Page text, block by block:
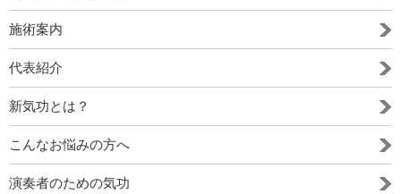
施術案内
代表紹介
新気功とは？
こんなお悩みの方へ
演奏者のための気功